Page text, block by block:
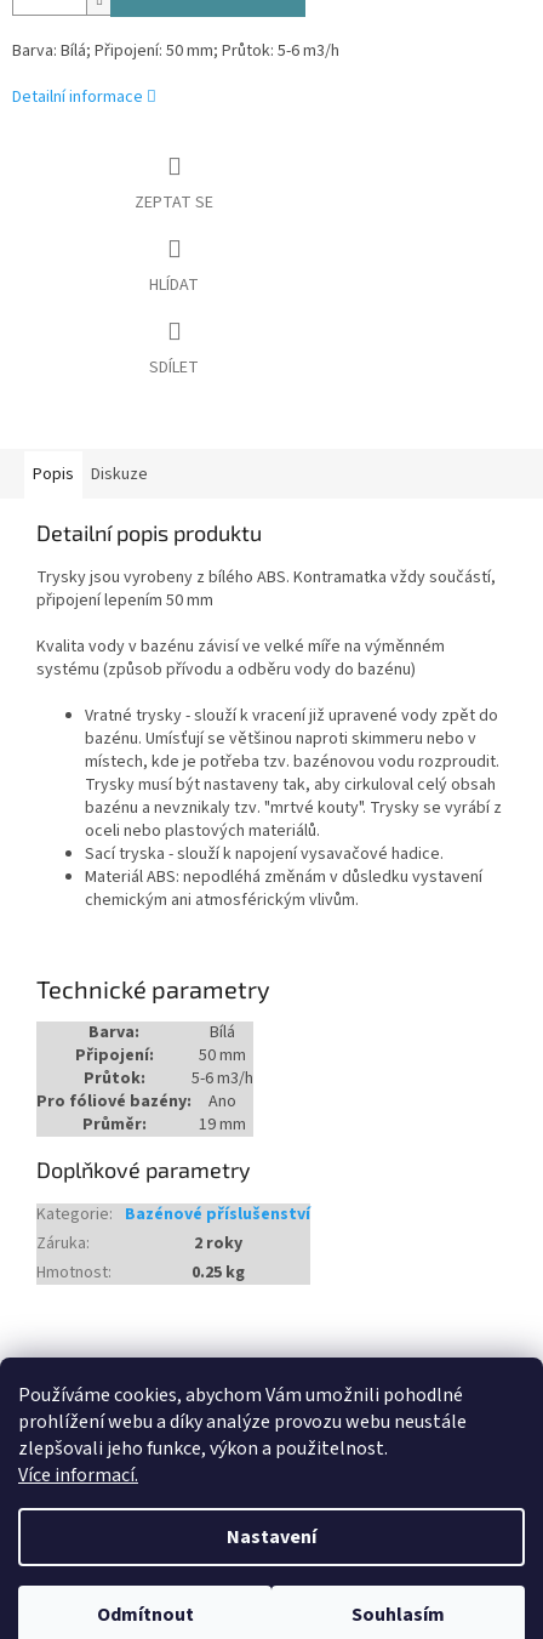
Používáme cookies, abychom Vám umožnili pohodlné
prohlížení webu a díky analýze provozu webu neustále
zlepšovali jeho funkce, výkon a použitelnost.
Více informací.
Nastavení
Odmítnout Souhlasím
Barva: Bílá; Připojení: 50 mm; Průtok: 5-6 m3/h
Detailní informace
ZEPTAT SE
HLÍDAT
SDÍLET
Popis Diskuze
Detailní popis produktu
Trysky jsou vyrobeny z bílého ABS. Kontramatka vždy součástí,
připojení lepením 50 mm
Kvalita vody v bazénu závisí ve velké míře na výměnném
systému (způsob přívodu a odběru vody do bazénu)
Vratné trysky - slouží k vracení již upravené vody zpět do
bazénu. Umísťují se většinou naproti skimmeru nebo v
místech, kde je potřeba tzv. bazénovou vodu rozproudit.
Trysky musí být nastaveny tak, aby cirkuloval celý obsah
bazénu a nevznikaly tzv. "mrtvé kouty". Trysky se vyrábí z
oceli nebo plastových materiálů.
Sací tryska - slouží k napojení vysavačové hadice.
Materiál ABS: nepodléhá změnám v důsledku vystavení
chemickým ani atmosférickým vlivům.
Technické parametry
Barva:
Bílá
Připojení:
50 mm
Průtok:
5-6 m3/h
Pro fóliové bazény:
Ano
Průměr:
19 mm
Doplňkové parametry
Kategorie: Bazénové příslušenství
Záruka:
2 roky
Hmotnost: 0.25 kg
á
Vytvořil Shoptet
Copyright 2026Český Bazén. Všechna práva vyhrazena.
Upravit nastavení cookies